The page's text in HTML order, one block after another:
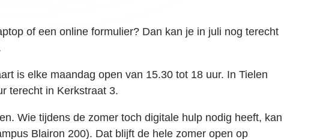
of een online formulier? Dan kan je in juli nog terecht
is elke maandag open van 15.30 tot 18 uur. In Tielen
terecht in Kerkstraat 3.
Wie tijdens de zomer toch digitale hulp nodig heeft, kan
Blairon 200). Dat blijft de hele zomer open op